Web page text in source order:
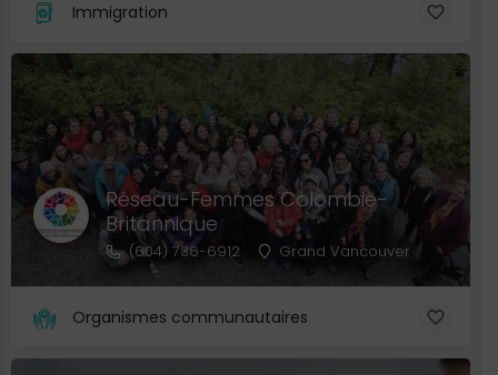
Immigration
Réseau-Femmes Colombie-
Britannique
(604) 736-6912 Grand Vancouver
Organismes communautaires